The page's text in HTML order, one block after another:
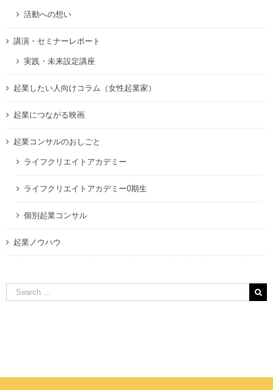
活動への想い
講演・セミナーレポート
実践・未来設定講座
起業したい人向けコラム（女性起業家）
起業につながる映画
起業コンサルのおしごと
ライフクリエイトアカデミー
ライフクリエイトアカデミー0期生
個別起業コンサル
起業ノウハウ
Search
for: